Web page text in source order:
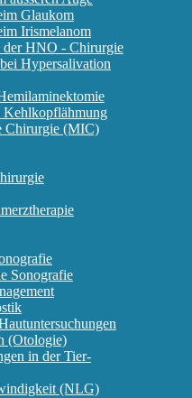
Glaukom
Irismelanom
der HNO - Chirurgie
Hypersalivation
Kehlkopflähmung
Chirurgie (MIC)
Sonografie
(Otologie)
in der Tier-
(NLG)